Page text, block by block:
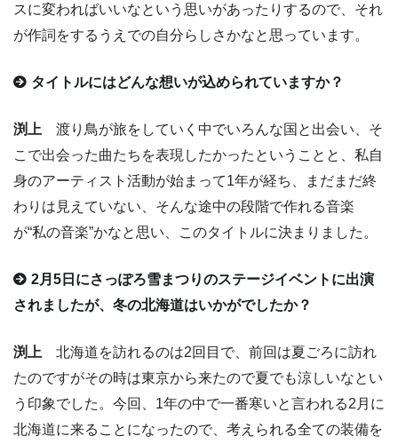
スに変わればいいなという思いがあったりするので、それ
が作詞をするうえでの自分らしさかなと思っています。
タイトルにはどんな想いが込められていますか？
渕上 渡り鳥が旅をしていく中でいろんな国と出会い、そ
こで出会った曲たちを表現したかったということと、私自
身のアーティスト活動が始まって1年が経ち、まだまだ終
わりは見えていない、そんな途中の段階で作れる音楽
が“私の音楽”かなと思い、このタイトルに決まりました。
2月5日にさっぽろ雪まつりのステージイベントに出演
されましたが、冬の北海道はいかがでしたか？
渕上 北海道を訪れるのは2回目で、前回は夏ごろに訪れ
たのですがその時は東京から来たので夏でも涼しいなとい
う印象でした。今回、1年の中で一番寒いと言われる2月に
北海道に来ることになったので、考えられる全ての装備を